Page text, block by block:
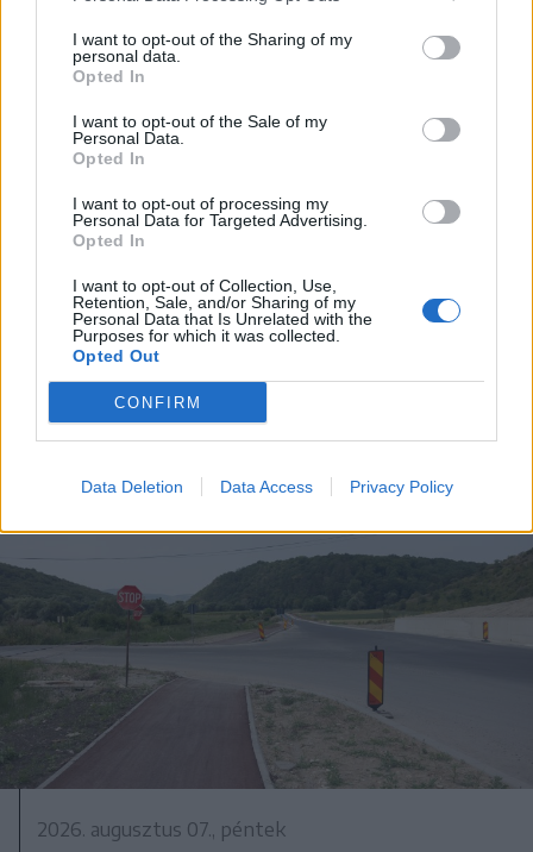
I want to opt-out of the Sharing of my
personal data.
Opted In
I want to opt-out of the Sale of my
Personal Data.
Opted In
I want to opt-out of processing my
Personal Data for Targeted Advertising.
Opted In
I want to opt-out of Collection, Use,
Retention, Sale, and/or Sharing of my
Personal Data that Is Unrelated with the
Purposes for which it was collected.
Opted Out
CONFIRM
Data Deletion Data Access Privacy Policy
2026. augusztus 08., szombat
Tizenegy település maradhat víz
nélkül Udvarhelyszéken
2026. augusztus 07., péntek